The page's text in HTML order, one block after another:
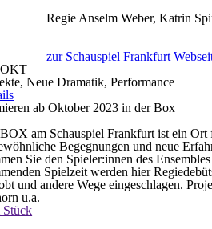
Regie Anselm Weber, Katrin
zur Schauspiel Frankfurt
OKT
Neue Dramatik, Performance
ab Oktober 2023 in der Box
am Schauspiel Frankfurt ist ein Ort
Begegnungen und neue
Sie den Spieler:innen des
Spielzeit werden hier
und andere Wege eingeschlagen.
u.a.
Stück